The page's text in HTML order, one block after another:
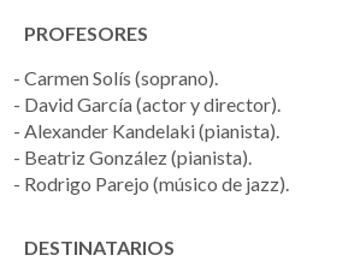
PROFESORES
Carmen Solís (soprano).
David García (actor y director).
Alexander Kandelaki (pianista).
Beatriz González (pianista).
Rodrigo Parejo (músico de jazz).
DESTINATARIOS